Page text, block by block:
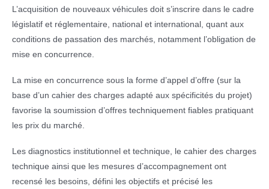
L’acquisition de nouveaux véhicules doit s’inscrire dans le cadre
législatif et réglementaire, national et international, quant aux
conditions de passation des marchés, notamment l’obligation de
mise en concurrence.
La mise en concurrence sous la forme d’appel d’offre (sur la
base d’un cahier des charges adapté aux spécificités du projet)
favorise la soumission d’offres techniquement fiables pratiquant
les prix du marché.
Les diagnostics institutionnel et technique, le cahier des charges
technique ainsi que les mesures d’accompagnement ont
recensé les besoins, défini les objectifs et précisé les